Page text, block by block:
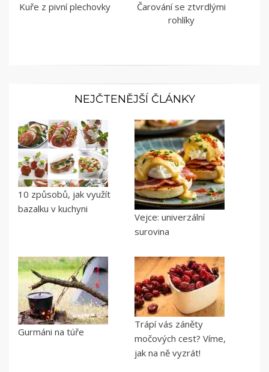
Kuře z pivní plechovky
Čarování se ztvrdlými
rohlíky
NEJČTENĚJŠÍ ČLÁNKY
10 způsobů, jak využít
bazalku v kuchyni
Vejce: univerzální
surovina
Gurmáni na túře
Trápí vás záněty
močových cest? Víme,
jak na ně vyzrát!